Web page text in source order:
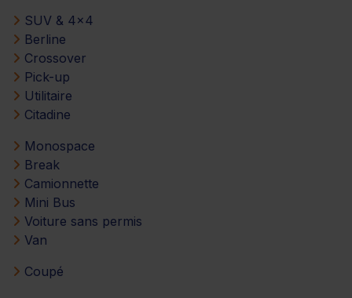
SUV & 4x4
Berline
Crossover
Pick-up
Utilitaire
Citadine
Monospace
Break
Camionnette
Mini Bus
Voiture sans permis
Van
Coupé